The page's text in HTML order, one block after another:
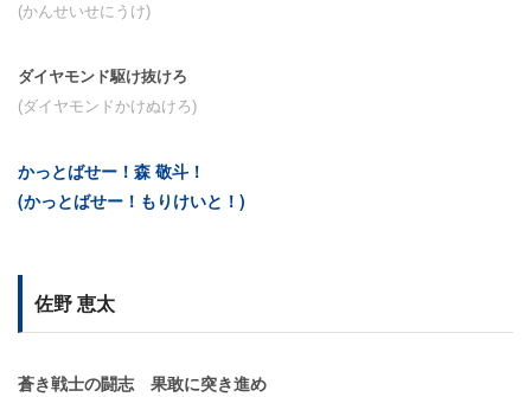
(かんせいせにうけ)
ダイヤモンド駆け抜けろ
(ダイヤモンドかけぬけろ)
かっとばせー！森 敬斗！
(かっとばせー！もりけいと！)
佐野 恵太
蒼き戦士の闘志 果敢に突き進め